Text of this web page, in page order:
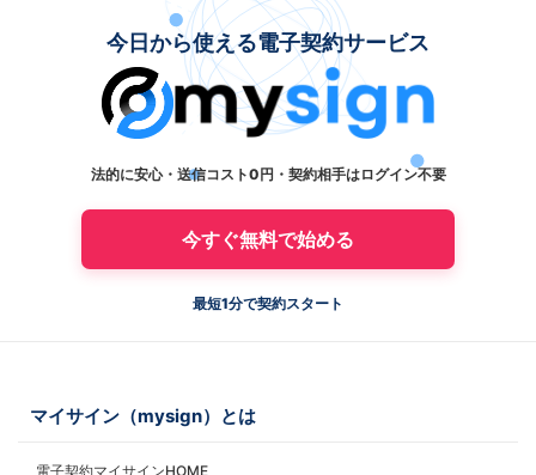
今日から使える電子契約サービス
法的に安心・送信コスト0円・契約相手はログイン不要
今すぐ無料で始める
最短1分で契約スタート
マイサイン（mysign）とは
電子契約マイサインHOME